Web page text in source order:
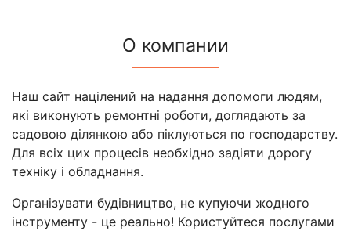
О компании
Наш сайт націлений на надання допомоги людям,
які виконують ремонтні роботи, доглядають за
садовою ділянкою або піклуються по господарству.
Для всіх цих процесів необхідно задіяти дорогу
техніку і обладнання.
Організувати будівництво, не купуючи жодного
інструменту - це реально! Користуйтеся послугами